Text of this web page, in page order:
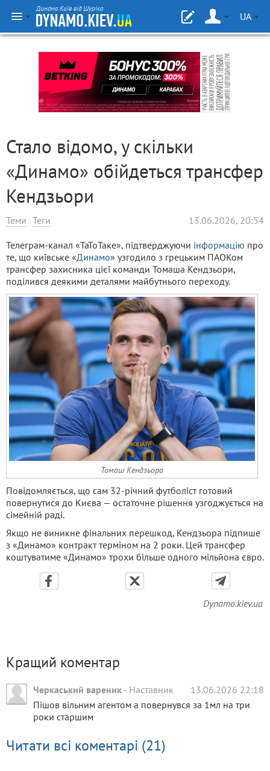
Динамо Київ від Шуріка
UA
Стало відомо, у скільки
«Динамо» обійдеться трансфер
Кендзьори
Теми Теги 13.06.2026, 20:54
Телеграм-канал «ТаТоТаке», підтверджуючи інформацію про
те, що київське «Динамо» узгодило з грецьким ПАОКом
трансфер захисника цієї команди Томаша Кендзьори,
поділився деякими деталями майбутнього переходу.
Томаш Кендзьора
Повідомляється, що сам 32-річний футболіст готовий
повернутися до Києва — остаточне рішення узгоджується на
сімейній раді.
Якщо не виникне фінальних перешкод, Кендзьора підпише
з «Динамо» контракт терміном на 2 роки. Цей трансфер
коштуватиме «Динамо» трохи більше одного мільйона євро.
Dynamo.kiev.ua
Кращий коментар
Черкаський вареник - Наставник
13.06.2026 22:18
Пішов вільним агентом а повернувся за 1мл на три
роки старшим
Читати всі коментарі (21)